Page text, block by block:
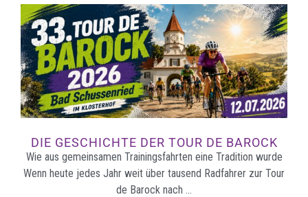
DIE GESCHICHTE DER TOUR DE BAROCK
Wie aus gemeinsamen Trainingsfahrten eine Tradition wurde
Wenn heute jedes Jahr weit über tausend Radfahrer zur Tour
de Barock nach …